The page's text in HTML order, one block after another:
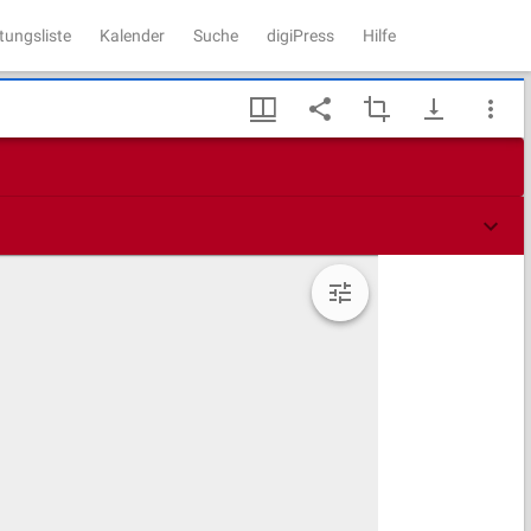
Kalender Suche digiPress Hilfe